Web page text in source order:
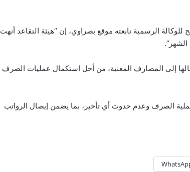
للوكالة الرسمية تابعته موقع بصراوي، إن “هيئة التقاعد أنهت
إلى المصارف المعنية، من أجل استكمال عمليات الصرف
الصرف وعدم حدوث أي تأخير، بما يضمن إيصال الرواتب